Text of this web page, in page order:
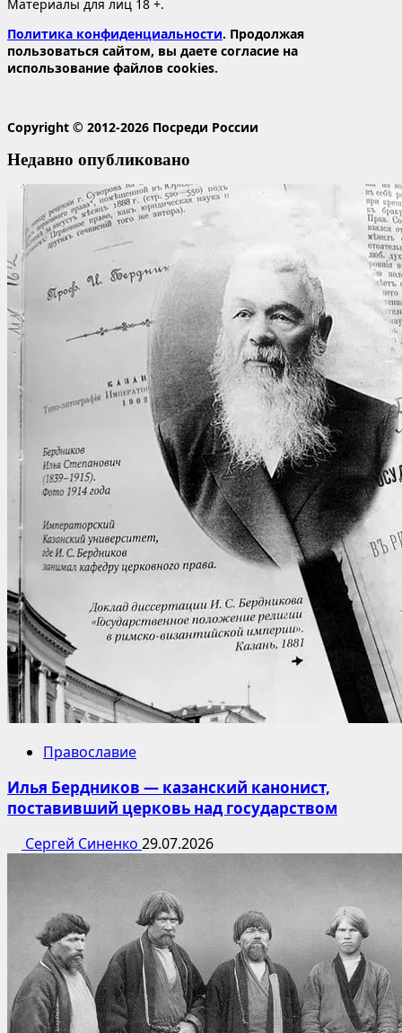
Материалы для лиц 18 +.
Политика конфиденциальности. Продолжая
пользоваться сайтом, вы даете согласие на
использование файлов cookies.
Copyright © 2012-2026 Посреди России
Недавно опубликовано
Православие
Илья Бердников — казанский канонист,
поставивший церковь над государством
Сергей Синенко 29.07.2026